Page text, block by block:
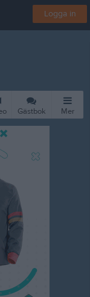
Logga in
Gästbok Mer